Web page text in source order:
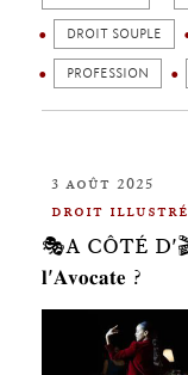
DROIT SOUPLE
PROFESSION
3 août 2025
droit illustré
🎭A CÔTÉ
𝐥'𝐀𝐯𝐨𝐜𝐚𝐭𝐞 ?